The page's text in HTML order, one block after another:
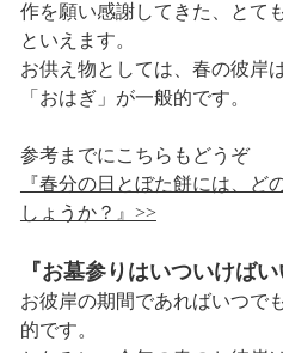
作を願い感謝してきた、とて
といえます。
お供え物としては、春の彼岸
「おはぎ」が一般的です。
参考までにこちらもどうぞ
『春分の日とぼた餅には、ど
しょうか？』>>
『お墓参りはいついけばい
お彼岸の期間であればいつで
的です。